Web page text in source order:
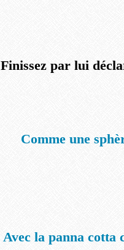
Finissez par lui
Comme une
Avec la panna cotta